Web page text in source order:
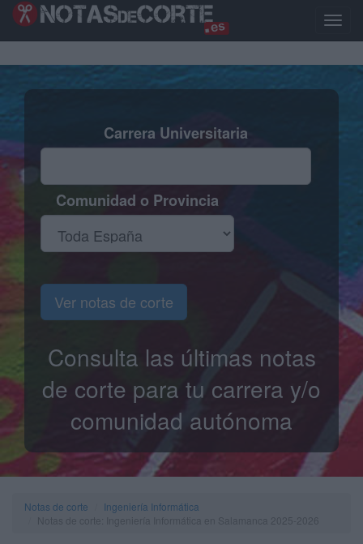
Pasar
Toggle
Carrera Universitaria
Comunidad o Provincia
Ver notas de corte
Consulta las últimas notas
de corte para tu carrera y/o
comunidad autónoma
Notas de corte
Ingeniería Informática